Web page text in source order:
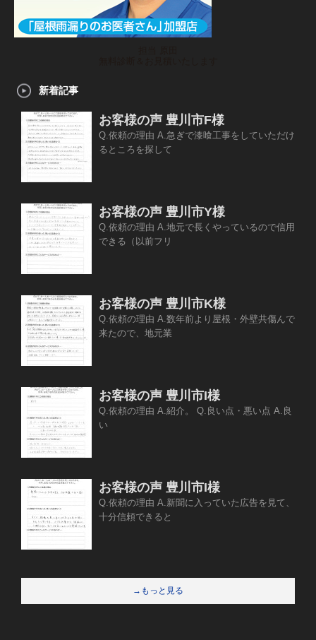
新着記事
お客様の声 豊川市F様
Q.依頼の理由 A.急ぎで漆喰工事をしていただけ
るところを探して
お客様の声 豊川市Y様
Q.依頼の理由 A.地元で長くやっているので信用
できる（以前フリ
お客様の声 豊川市K様
Q.依頼の理由 A.数年前より屋根・外壁共傷んで
来たので、地元業
お客様の声 豊川市I様
Q.依頼の理由 A.紹介。 Q.良い点・悪い点 A.良
い
お客様の声 豊川市I様
Q.依頼の理由 A.新聞に入っていた広告を見て、
十分信頼できると
→もっと見る